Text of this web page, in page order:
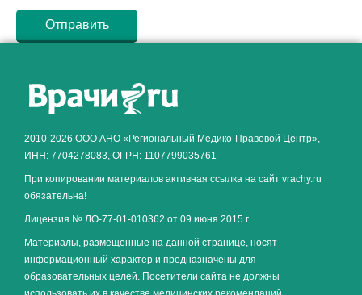
2010-2026 ООО АНО «Региональный Медико-Правовой Центр»,
ИНН: 7704278083, ОГРН: 1107799035761
При копировании материалов активная ссылка на сайт vrachy.ru
обязательна!
Лицензия № ЛО-77-01-010362 от 09 июня 2015 г.
Материалы, размещенные на данной странице, носят
информационный характер и предназначены для
образовательных целей. Посетители сайта не должны